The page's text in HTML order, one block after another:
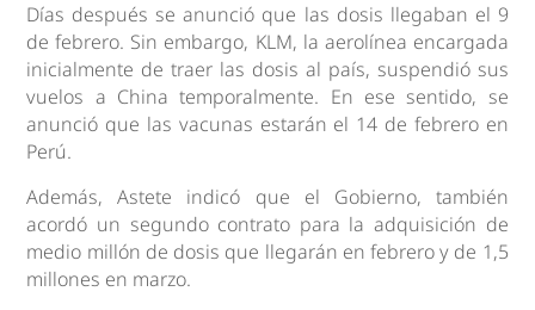
Días después se anunció que las dosis llegaban el 9
de febrero. Sin embargo, KLM, la aerolínea encargada
inicialmente de traer las dosis al país, suspendió sus
vuelos a China temporalmente. En ese sentido, se
anunció que las vacunas estarán el 14 de febrero en
Perú.
Además, Astete indicó que el Gobierno, también
acordó un segundo contrato para la adquisición de
medio millón de dosis que llegarán en febrero y de 1,5
millones en marzo.